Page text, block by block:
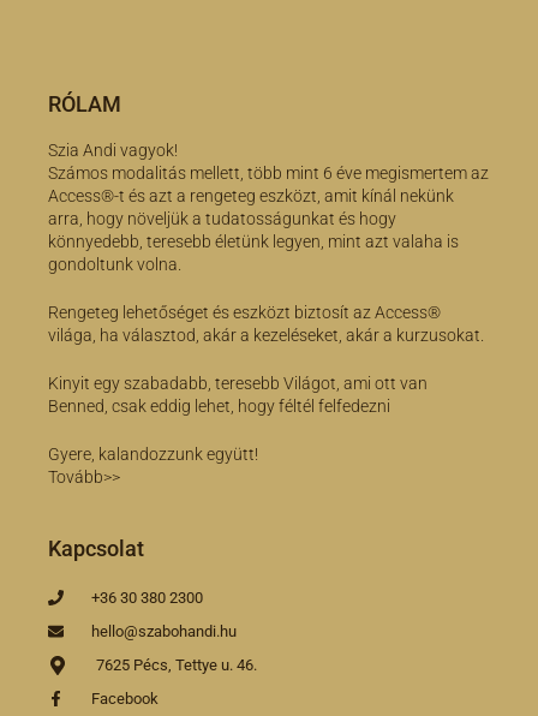
RÓLAM
Szia Andi vagyok!
Számos modalitás mellett, több mint 6 éve megismertem az
Access®-t és azt a rengeteg eszközt, amit kínál nekünk
arra, hogy növeljük a tudatosságunkat és hogy
könnyedebb, teresebb életünk legyen, mint azt valaha is
gondoltunk volna.
Rengeteg lehetőséget és eszközt biztosít az Access®
világa, ha választod, akár a kezeléseket, akár a kurzusokat.
Kinyit egy szabadabb, teresebb Világot, ami ott van
Benned, csak eddig lehet, hogy féltél felfedezni
Gyere, kalandozzunk együtt!
Tovább>>
Kapcsolat
+36 30 380 2300
hello@szabohandi.hu
7625 Pécs, Tettye u. 46.
Facebook